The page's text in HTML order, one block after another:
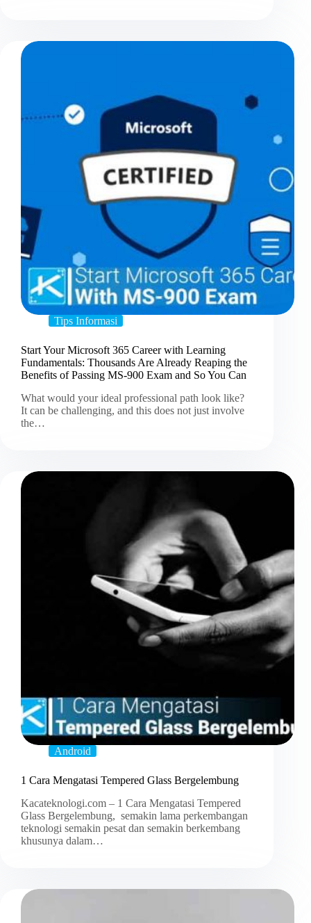
Tips Informasi
Start Your Microsoft 365 Career with Learning
Fundamentals: Thousands Are Already Reaping the
Benefits of Passing MS-900 Exam and So You Can
What would your ideal professional path look like?
It can be challenging, and this does not just involve
the…
Android
1 Cara Mengatasi Tempered Glass Bergelembung
Kacateknologi.com – 1 Cara Mengatasi Tempered
Glass Bergelembung, semakin lama perkembangan
teknologi semakin pesat dan semakin berkembang
khusunya dalam…